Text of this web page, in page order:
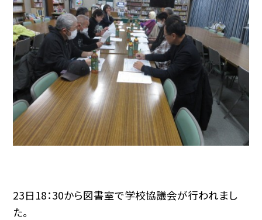
23日18：30から図書室で学校協議会が行われまし
た。